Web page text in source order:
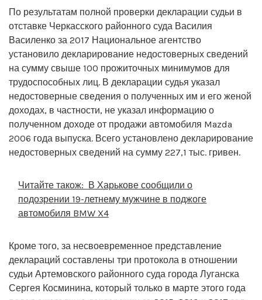
По результатам полной проверки декларации судьи в
отставке Черкасского районного суда Василия
Василенко за 2017 Национальное агентство
установило декларирование недостоверных сведений
на сумму свыше 100 прожиточных минимумов для
трудоспособных лиц. В декларации судья указал
недостоверные сведения о полученных им и его женой
доходах, в частности, не указал информацию о
полученном доходе от продажи автомобиля Mazda
2006 года выпуска. Всего установлено декларирование
недостоверных сведений на сумму 227,1 тыс. гривен.
Читайте також: В Харькове сообщили о
подозрении 19-летнему мужчине в поджоге
автомобиля BMW X4
Кроме того, за несвоевременное представление
деклараций составлены три протокола в отношении
судьи Артемовского районного суда города Луганска
Сергея Косминина, который только в марте этого года